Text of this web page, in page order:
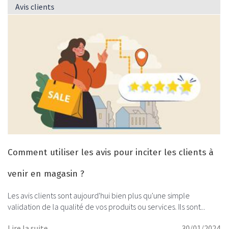
Avis clients
Comment utiliser les avis pour inciter les clients à
venir en magasin ?
Les avis clients sont aujourd'hui bien plus qu'une simple
validation de la qualité de vos produits ou services. Ils sont...